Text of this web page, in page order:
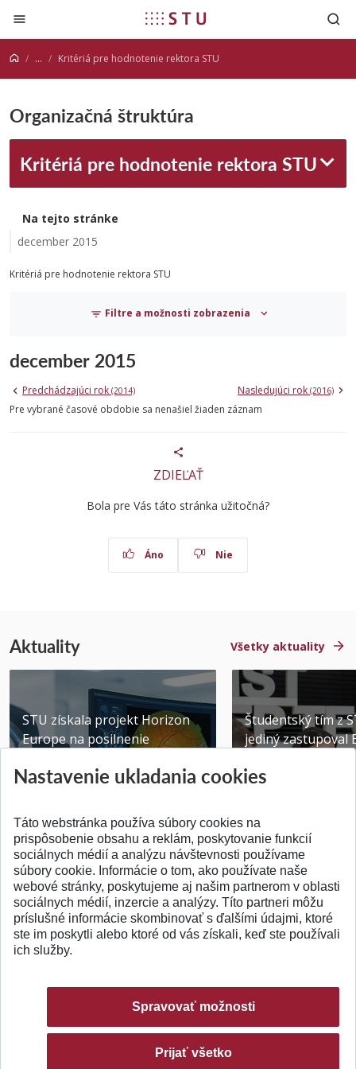
Prejsť na obsah
... Kritériá pre hodnotenie rektora STU
Organizačná štruktúra
Kritériá pre hodnotenie rektora STU
Na tejto stránke
december 2015
Kritériá pre hodnotenie rektora STU
Filtre a možnosti zobrazenia
december 2015
Predchádzajúci rok (2014) Nasledujúci rok (2016)
Pre vybrané časové obdobie sa nenašiel žiaden záznam
ZDIEĽAŤ
Bola pre Vás táto stránka užitočná?
Áno Nie
Aktuality Všetky aktuality
STU získala projekt Horizon
Europe na posilnenie
Publikované 31.07.2026
Študentský tím z
jediný zastupoval
Publikované
SPÄŤ NA VRCH
Nastavenie ukladania cookies
Táto webstránka používa súbory cookies na
prispôsobenie obsahu a reklám, poskytovanie funkcií
sociálnych médií a analýzu návštevnosti používame
súbory cookie. Informácie o tom, ako používate naše
webové stránky, poskytujeme aj našim partnerom v oblasti
sociálnych médií, inzercie a analýzy. Títo partneri môžu
príslušné informácie skombinovať s ďalšími údajmi, ktoré
ste im poskytli alebo ktoré od vás získali, keď ste používali
ich služby.
Spravovať možnosti
Prijať všetko